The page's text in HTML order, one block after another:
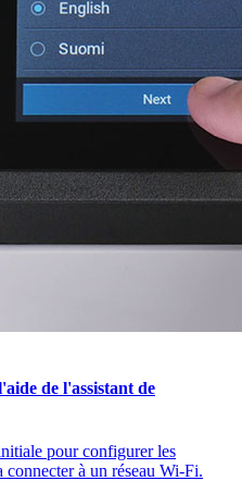
de l'assistant de
pour configurer les
à un réseau Wi-Fi.